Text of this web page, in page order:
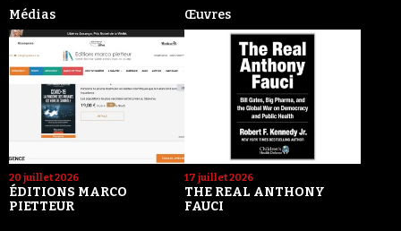
Médias
20 juillet 2026
ÉDITIONS MARCO
PIETTEUR
Œuvres
17 juillet 2026
THE REAL ANTHONY
FAUCI